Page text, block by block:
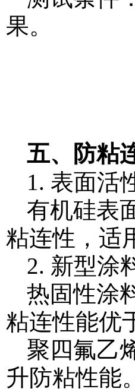
果。
五、防粘
1. 表面活
有机硅表
粘连性，适
2. 新型涂
热固性涂
粘连性能优
聚四氟乙
升防粘性能。